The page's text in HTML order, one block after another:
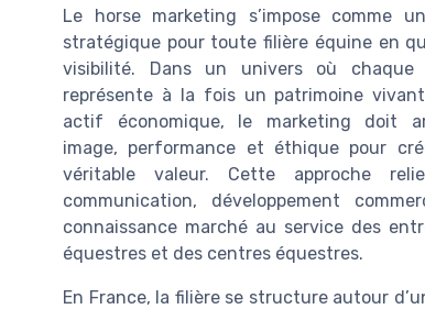
Le horse marketing s’impose comme
stratégique pour toute filière équine en
visibilité. Dans un univers où chaque
représente à la fois un patrimoine
actif économique, le marketing doit
image, performance et éthique pour
véritable valeur. Cette approche
communication, développement
connaissance marché au service des
équestres et des centres équestres.
En France, la filière se structure autour